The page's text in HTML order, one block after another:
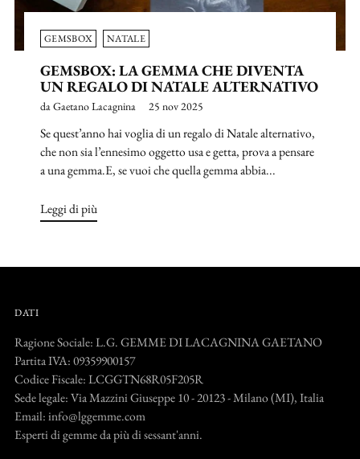
GEMSBOX NATALE
GEMSBOX: LA GEMMA CHE DIVENTA
UN REGALO DI NATALE ALTERNATIVO
da Gaetano Lacagnina 25 nov 2025
Se quest’anno hai voglia di un regalo di Natale alternativo,
che non sia l’ennesimo oggetto usa e getta, prova a pensare
a una gemma.E, se vuoi che quella gemma abbia...
Leggi di più
DATI
Ragione Sociale: L.G. GEMME DI LACAGNINA GAETANO
Partita IVA: 09359900157
Codice Fiscale: LCGGTN68R05F205R
Sede legale: Via Mazzini Giuseppe 10 - 20123 - Milano (MI), Italia
Email: info@lggemme.com
Esperti di gemme da più di sessant'anni.